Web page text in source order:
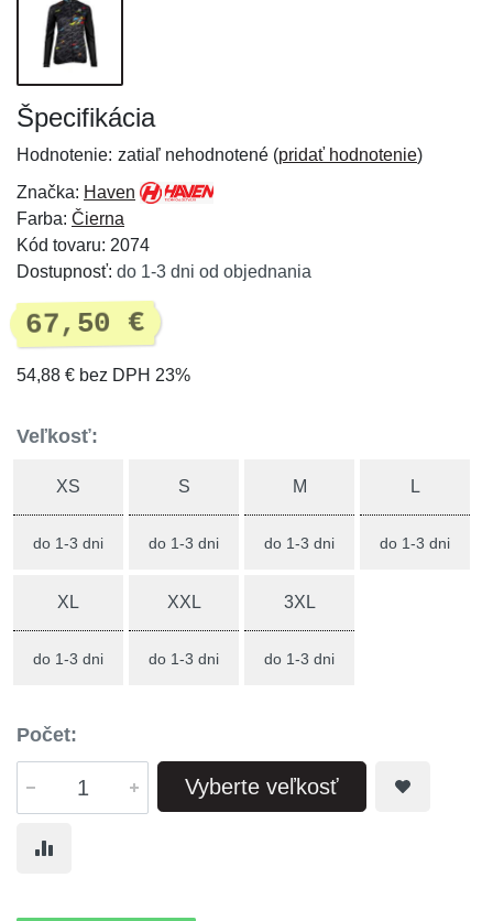
Špecifikácia
Hodnotenie: zatiaľ nehodnotené (pridať hodnotenie)
Značka: Haven
Farba: Čierna
Kód tovaru: 2074
Dostupnosť: do 1-3 dni od objednania
67,50 €
54,88 € bez DPH 23%
Veľkosť:
XS
do 1-3 dni
S
do 1-3 dni
M
do 1-3 dni
L
do 1-3 dni
XL
do 1-3 dni
XXL
do 1-3 dni
3XL
do 1-3 dni
Počet:
Vyberte veľkosť